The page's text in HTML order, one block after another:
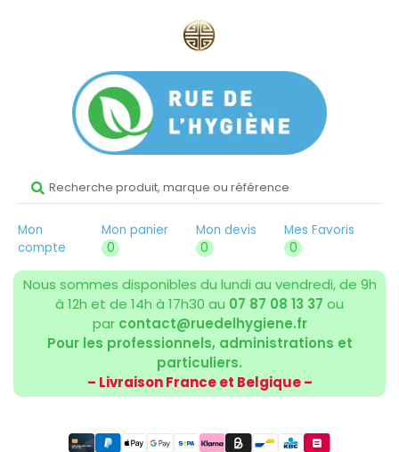
Mon
compte
Mon panier
0
Mon devis
0
Mes Favoris
0
Nous sommes disponibles du lundi au vendredi, de 9h
à 12h et de 14h à 17h30 au 07 87 08 13 37 ou
par contact@ruedelhygiene.fr
Pour les professionnels, administrations et
particuliers.
– Livraison France et Belgique –